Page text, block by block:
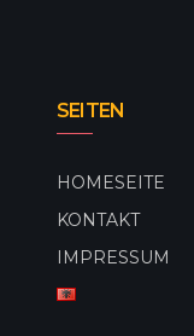
SEITEN
HOMESEITE
KONTAKT
IMPRESSUM